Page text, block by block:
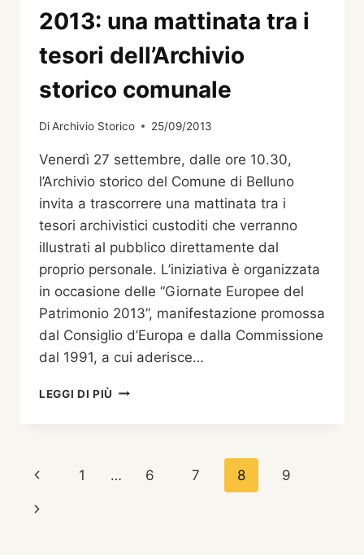
2013: una mattinata tra i
tesori dell’Archivio
storico comunale
DiArchivio Storico 25/09/2013
Venerdì 27 settembre, dalle ore 10.30,
l’Archivio storico del Comune di Belluno
invita a trascorrere una mattinata tra i
tesori archivistici custoditi che verranno
illustrati al pubblico direttamente dal
proprio personale. L’iniziativa è organizzata
in occasione delle “Giornate Europee del
Patrimonio 2013”, manifestazione promossa
dal Consiglio d’Europa e dalla Commissione
dal 1991, a cui aderisce…
LEGGI DI PIÙ GIORNATA
Navigazione
pagina
Pagina
Precedente
1 … 6 7 8 9
Pagina